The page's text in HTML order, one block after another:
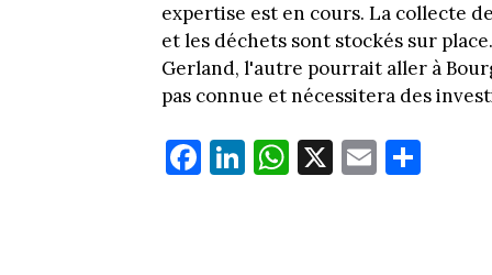
expertise est en cours. La collecte
et les déchets sont stockés sur
Gerland, l'autre pourrait aller à
pas connue et nécessitera des
Fa
ce
Li
nk
W
ha
X E
m